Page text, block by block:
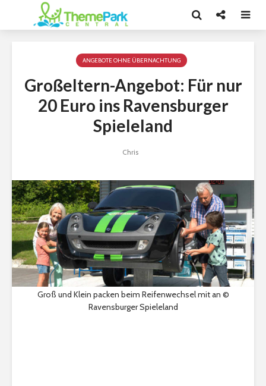
ANGEBOTE OHNE ÜBERNACHTUNG
Großeltern-Angebot: Für nur
20 Euro ins Ravensburger
Spieleland
Chris
Groß und Klein packen beim Reifenwechsel mit an ©
Ravensburger Spieleland